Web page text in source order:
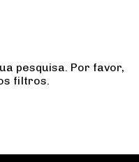
pesquisa. Por favor,
filtros.